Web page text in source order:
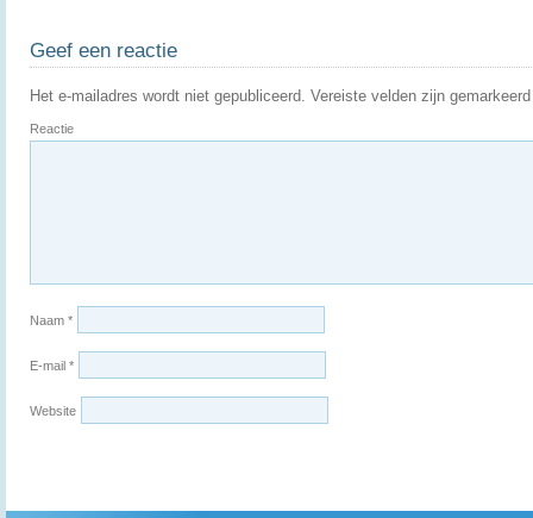
Geef een reactie
Het e-mailadres wordt niet gepubliceerd. Vereiste velden zijn
Reactie
Naam *
E-mail *
Website